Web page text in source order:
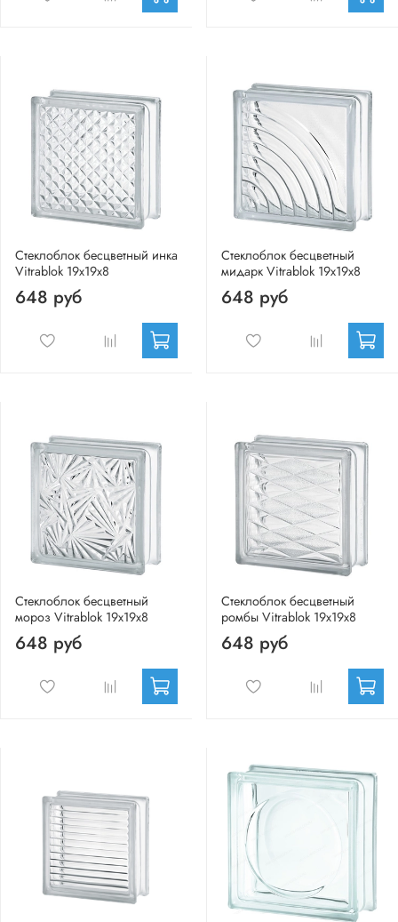
Стеклоблок бесцветный инка
Vitrablok 19х19х8
648 руб
Стеклоблок бесцветный
мидарк Vitrablok 19х19х8
648 руб
Стеклоблок бесцветный
мороз Vitrablok 19х19х8
648 руб
Стеклоблок бесцветный
ромбы Vitrablok 19х19х8
648 руб